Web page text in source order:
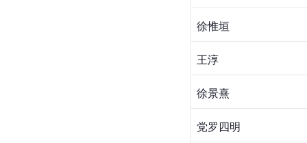
徐惟垣
王淳
徐景熹
党罗四明